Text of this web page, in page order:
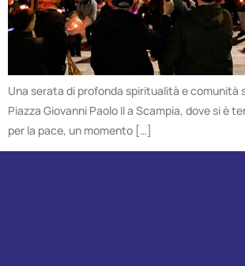
Una serata di profonda spiritualità e comunità
Piazza Giovanni Paolo II a Scampia, dove si è
per la pace, un momento […]